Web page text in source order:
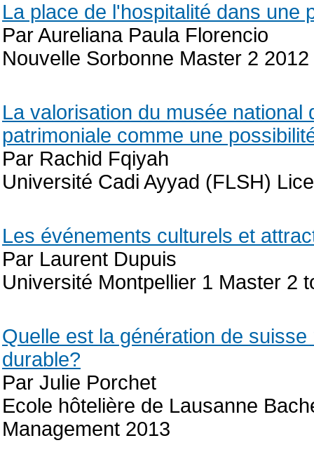
La place de l'hospitalité dans une
Par Aureliana Paula Florencio
Nouvelle Sorbonne Master 2 2012
La valorisation du musée national
patrimoniale comme une
Par Rachid Fqiyah
Université Cadi Ayyad (FLSH)
Les événements culturels et
Par Laurent Dupuis
Université Montpellier 1 Master 2
Quelle est la génération de
durable?
Par Julie Porchet
Ecole hôtelière de Lausanne
Management 2013